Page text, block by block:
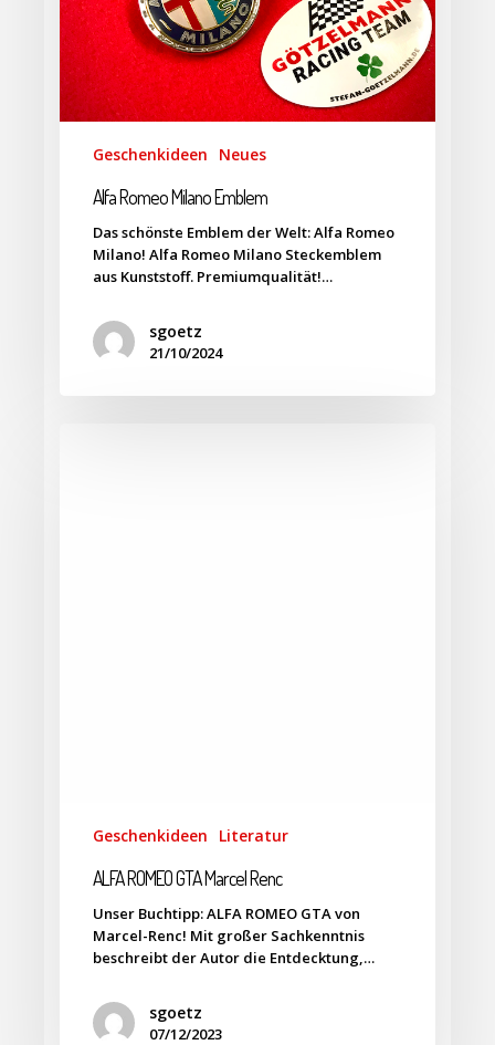
Geschenkideen Neues
Alfa Romeo Milano Emblem
Das schönste Emblem der Welt: Alfa Romeo
Milano! Alfa Romeo Milano Steckemblem
aus Kunststoff. Premiumqualität!…
sgoetz
21/10/2024
Geschenkideen Literatur
ALFA ROMEO GTA Marcel Renc
Unser Buchtipp: ALFA ROMEO GTA von
Marcel-Renc! Mit großer Sachkenntnis
beschreibt der Autor die Entdecktung,…
sgoetz
07/12/2023